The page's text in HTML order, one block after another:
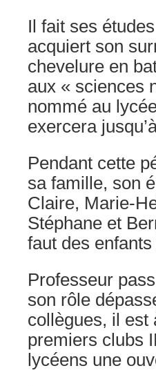
Il fait ses
acquiert son
chevelure en
aux « sciences
nommé au
exercera
Pendant cette
sa famille, son
Claire, Marie-
Stéphane et
faut des
Professeur
son rôle
collègues, il est
premiers clubs
lycéens une